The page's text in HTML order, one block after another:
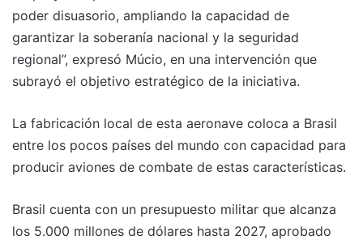
poder disuasorio, ampliando la capacidad de
garantizar la soberanía nacional y la seguridad
regional”, expresó Múcio, en una intervención que
subrayó el objetivo estratégico de la iniciativa.
La fabricación local de esta aeronave coloca a Brasil
entre los pocos países del mundo con capacidad para
producir aviones de combate de estas características.
Brasil cuenta con un presupuesto militar que alcanza
los 5.000 millones de dólares hasta 2027, aprobado